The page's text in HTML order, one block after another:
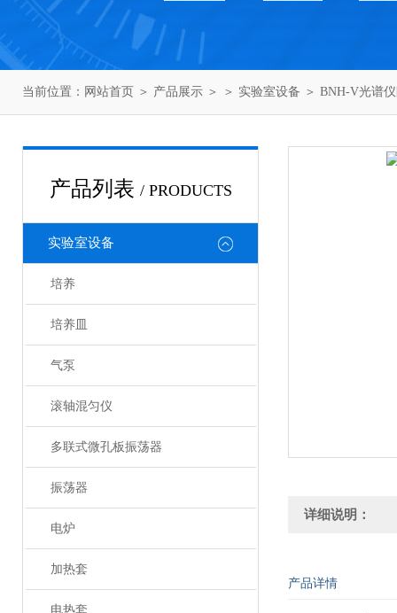
当前位置： 网站首页 ＞ 产品展示 ＞ ＞ 实验室设备 ＞ BNH-V光谱
产品列表 / PRODUCTS
实验室设备
培养
培养皿
气泵
滚轴混匀仪
多联式微孔板振荡器
振荡器
电炉
加热套
电热套
详细说明：
产品详情